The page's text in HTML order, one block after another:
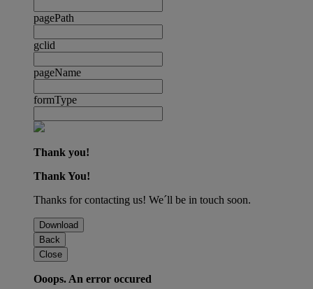
pagePath
gclid
pageName
formType
Thank you!
Thank You!
Thanks for contacting us! We´ll be in touch soon.
Download
Back
Close
Ooops. An error occured